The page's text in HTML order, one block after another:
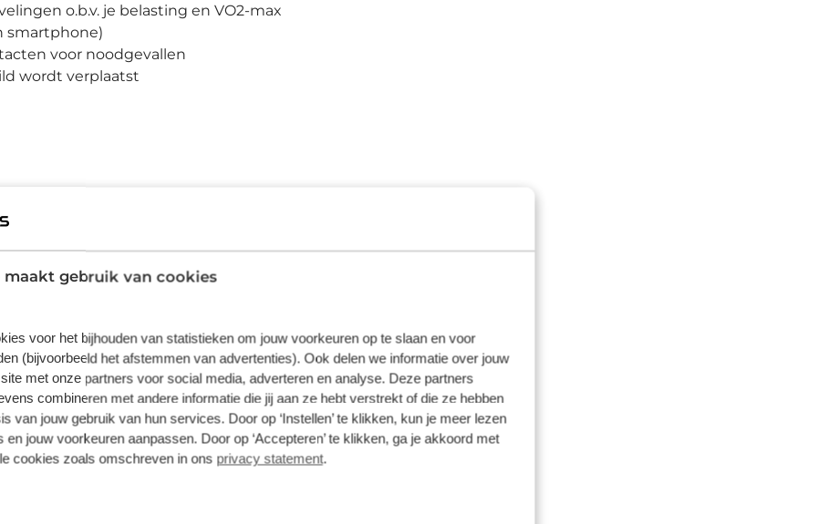
maakt gebruik van cookies
voor het bijhouden van statistieken om jouw voorkeuren op te slaan en voor
(bijvoorbeeld het afstemmen van advertenties). Ook delen we informatie over jouw
met onze partners voor social media, adverteren en analyse. Deze partners
combineren met andere informatie die jij aan ze hebt verstrekt of die ze hebben
van jouw gebruik van hun services. Door op ‘Instellen’ te klikken, kun je meer lezen
jouw voorkeuren aanpassen. Door op ‘Accepteren’ te klikken, ga je akkoord met
cookies zoals omschreven in ons privacy statement.
o.b.v. je belasting en VO2-max
smartphone)
voor noodgevallen
wordt verplaatst
bereiden op wedstrijden, toertochten en
ritten. Met een gewicht van slechts 89
je stuur zit, terwijl je profiteert van
extra veiligheid. Het intuïtieve
te navigeren, maar bedienen
de weg vindt. Multi-band GNSS zorgt
de juiste weg (terug) te vinden. De vooraf
routegegevens van Trailforks getoond.
en kies je zelf het routetype. Het toestel
start functie. De innovatieve